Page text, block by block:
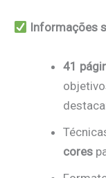
Informações
41
cores